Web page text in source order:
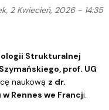
2 Kwiecień, 2026 - 14:35
z Uniwersytetem w
Strukturalnej
prof. UG
naukową z dr.
Rennes we Francji.